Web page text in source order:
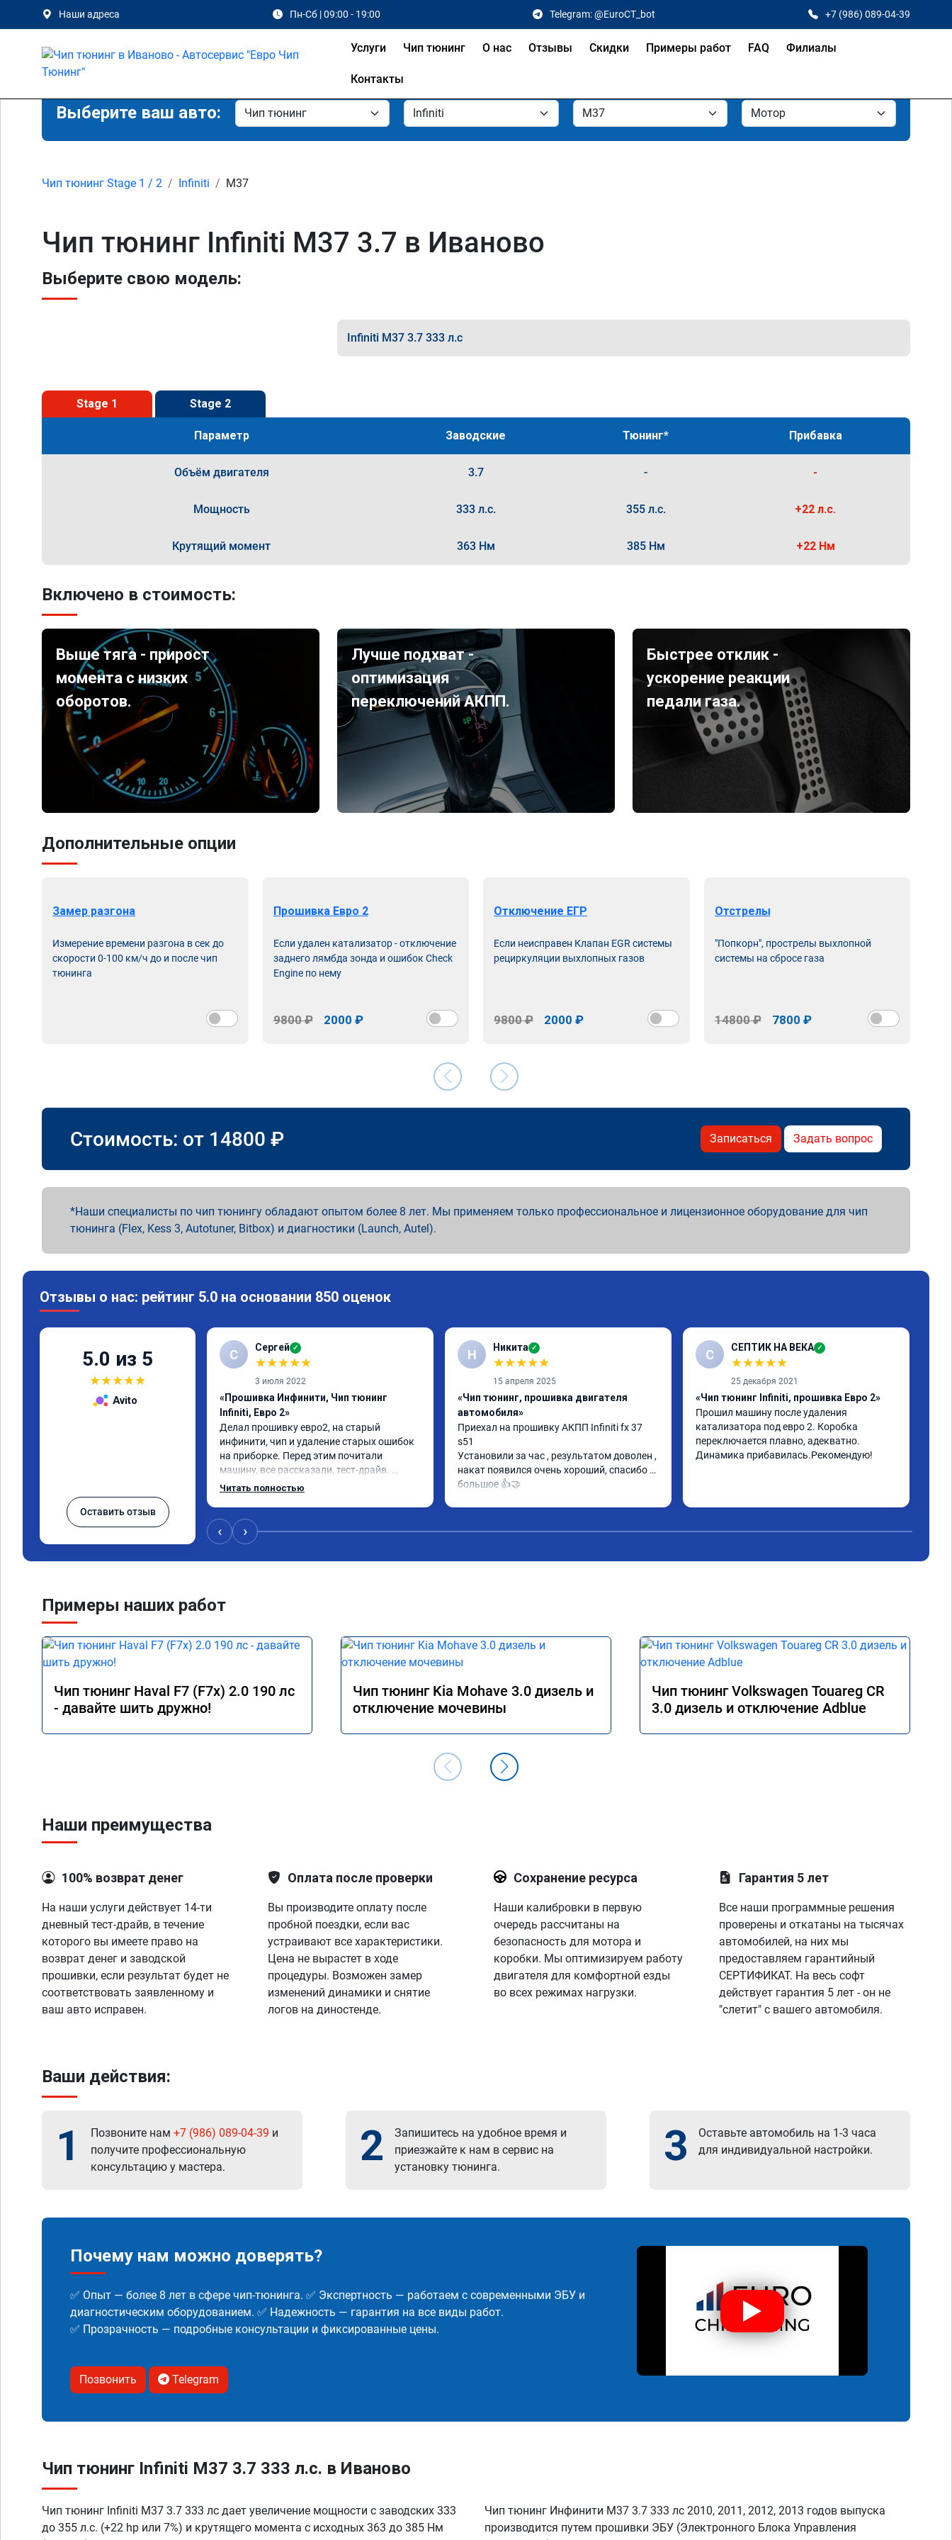
Наши адреса Пн-Сб | 09:00 - 19:00 Telegram: @EuroCT_bot +7 (986) 089-04-39
Услуги Чип тюнинг О нас Отзывы Скидки Примеры работ FAQ Филиалы
Контакты
Выберите ваш авто:
Чип тюнинг Stage 1 / 2 Infiniti M37
Чип тюнинг Infiniti M37 3.7 в Иваново
Выберите свою модель:
Infiniti M37 3.7 333 л.с
Stage 1 Stage 2
Параметр Заводские Тюнинг* Прибавка
Объём двигателя 3.7 - -
Мощность 333 л.с. 355 л.с. +22 л.с.
Крутящий момент 363 Нм 385 Нм +22 Нм
Включено в стоимость:
Выше тяга - прирост
момента с низких
оборотов.
Лучше подхват -
оптимизация
переключений АКПП.
Быстрее отклик -
ускорение реакции
педали газа.
Дополнительные опции
Замер разгона
Измерение времени разгона в сек до
скорости 0-100 км/ч до и после чип
тюнинга
Прошивка Евро 2
Если удален катализатор - отключение
заднего лямбда зонда и ошибок Check
Engine по нему
9800 ₽ 2000 ₽
Отключение ЕГР
Если неисправен Клапан EGR системы
рециркуляции выхлопных газов
9800 ₽ 2000 ₽
Отстрелы
"Попкорн", прострелы выхлопной
системы на сбросе газа
14800 ₽ 7800 ₽
Стоимость: от 14800 ₽ Записаться Задать вопрос
Наши специалисты по чип тюнингу обладают опытом более 8 лет. Мы применяем только профессиональное и лицензионное оборудование для чип
тюнинга (Flex, Kess 3, Autotuner, Bitbox) и диагностики (Launch, Autel).
Отзывы о нас: рейтинг 5.0 на основании 850 оценок
5.0 из 5
★★★★★
Avito
Оставить отзыв
С Сергей ✓
★★★★★
3 июля 2022
«Прошивка Инфинити, Чип тюнинг
Infiniti, Евро 2»
Делал прошивку евро2, на старый
инфинити, чип и удаление старых ошибок
на приборке. Перед этим почитали
машину, все рассказали, тест-драйв.
Результатом доволен, расход упал,
Читать полностью
Н Никита ✓
★★★★★
15 апреля 2025
«Чип тюнинг, прошивка двигателя
автомобиля»
Приехал на прошивку АКПП Infiniti fx 37
s51
Установили за час , результатом доволен ,
накат появился очень хороший, спасибо
большое 👍🤝
С СЕПТИК НА ВЕКА ✓
★★★★★
25 декабря 2021
«Чип тюнинг Infiniti, прошивка Евро 2»
Прошил машину после удаления
катализатора под евро 2. Коробка
переключается плавно, адекватно.
Динамика прибавилась.Рекомендую!
‹ ›
Примеры наших работ
Чип тюнинг Haval F7 (F7x) 2.0 190 лс
- давайте шить дружно!
Чип тюнинг Kia Mohave 3.0 дизель и
отключение мочевины
Чип тюнинг Volkswagen Touareg CR
3.0 дизель и отключение Adblue
Наши преимущества
100% возврат денег
На наши услуги действует 14-ти
дневный тест-драйв, в течение
которого вы имеете право на
возврат денег и заводской
прошивки, если результат будет не
соответствовать заявленному и
ваш авто исправен.
Оплата после проверки
Вы производите оплату после
пробной поездки, если вас
устраивают все характеристики.
Цена не вырастет в ходе
процедуры. Возможен замер
изменений динамики и снятие
логов на диностенде.
Сохранение ресурса
Наши калибровки в первую
очередь рассчитаны на
безопасность для мотора и
коробки. Мы оптимизируем работу
двигателя для комфортной езды
во всех режимах нагрузки.
Гарантия 5 лет
Все наши программные решения
проверены и откатаны на тысячах
автомобилей, на них мы
предоставляем гарантийный
СЕРТИФИКАТ. На весь софт
действует гарантия 5 лет - он не
"слетит" с вашего автомобиля.
Ваши действия:
1 Позвоните нам +7 (986) 089-04-39 и
получите профессиональную
консультацию у мастера.
2
Запишитесь на удобное время и
приезжайте к нам в сервис на
установку тюнинга.
3
Оставьте автомобиль на 1-3 часа
для индивидуальной настройки.
Почему нам можно доверять?
✅ Опыт — более 8 лет в сфере чип-тюнинга. ✅ Экспертность — работаем с современными ЭБУ и
диагностическим оборудованием. ✅ Надежность — гарантия на все виды работ.
✅ Прозрачность — подробные консультации и фиксированные цены.
Позвонить Telegram
Чип тюнинг Infiniti M37 3.7 333 л.с. в Иваново
Чип тюнинг Infiniti M37 3.7 333 лс дает увеличение мощности с заводских 333
до 355 л.с. (+22 hp или 7%) и крутящего момента с исходных 363 до 385 Нм
Чип тюнинг Инфинити М37 3.7 333 лс 2010, 2011, 2012, 2013 годов выпуска
производится путем прошивки ЭБУ (Электронного Блока Управления